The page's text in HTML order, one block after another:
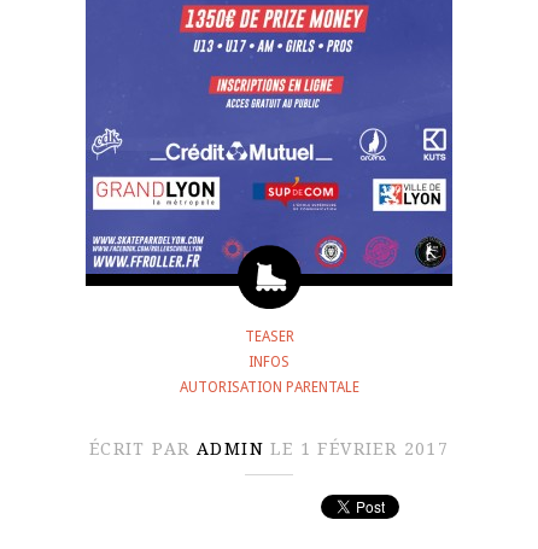
TEASER
INFOS
AUTORISATION PARENTALE
ÉCRIT PAR ADMIN LE 1 FÉVRIER 2017